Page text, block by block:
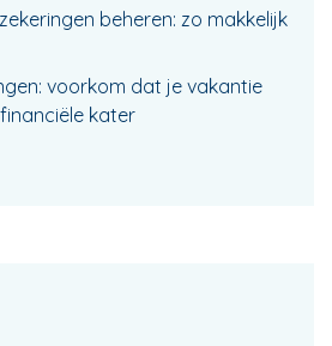
beheren: zo makkelijk
voorkom dat je vakantie
kater